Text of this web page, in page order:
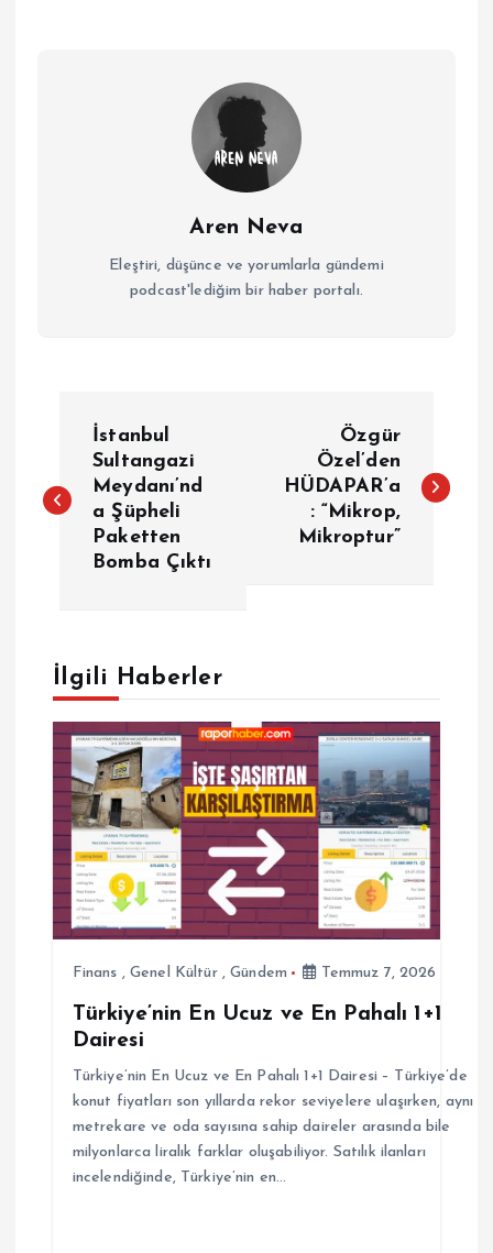
Aren Neva
Eleştiri, düşünce ve yorumlarla gündemi
podcast'lediğim bir haber portalı.
z
e
z
n
m
İstanbul
Sultangazi
Meydanı’nd
a Şüpheli
Paketten
Bomba Çıktı
Özgür
Özel’den
HÜDAPAR’a
: “Mikrop,
Mikroptur”
İlgili Haberler
Finans ,Genel Kültür,Gündem Temmuz 7, 2026
Türkiye’nin En Ucuz ve En Pahalı 1+1
Dairesi
Türkiye’nin En Ucuz ve En Pahalı 1+1 Dairesi – Türkiye’de
konut fiyatları son yıllarda rekor seviyelere ulaşırken, aynı
metrekare ve oda sayısına sahip daireler arasında bile
milyonlarca liralık farklar oluşabiliyor. Satılık ilanları
incelendiğinde, Türkiye’nin en…